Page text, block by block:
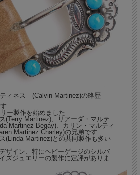
ィネス (Calvin Martinez)の略歴
ー製作を始めました
(Terry Martinez)、リアーダ・マルテ
Martinez Begay)、カリン・マルティ
Martinez Charley)の兄弟です
(Linda Martinez)との共同製作も多い
ザイン、特にヘビーゲージのシルバ
ズジュエリーの製作に定評がありま